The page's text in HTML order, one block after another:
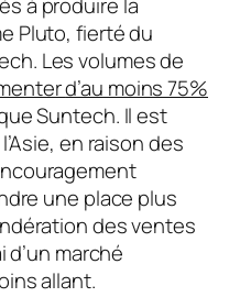
à produire la
Pluto, fierté du
Les volumes de
d’au moins 75%
Suntech. Il est
en raison des
une place plus
des ventes
marché
allant.